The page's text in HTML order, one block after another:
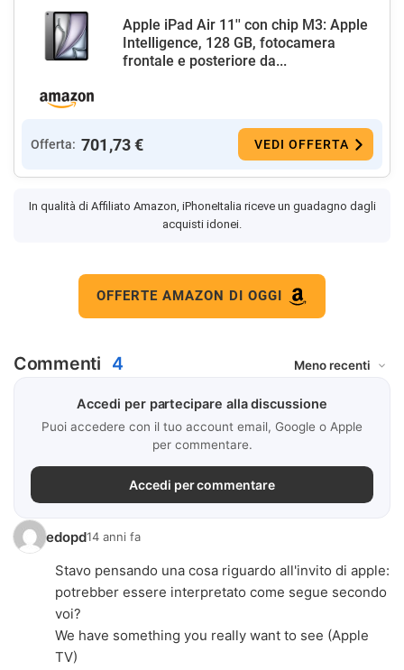
Apple iPad Air 11'' con chip M3: Apple
Intelligence, 128 GB, fotocamera
frontale e posteriore da...
Offerta: 701,73 € VEDI OFFERTA
In qualità di Affiliato Amazon, iPhoneItalia riceve un guadagno dagli
acquisti idonei.
OFFERTE AMAZON DI OGGI
Commenti 4
Accedi per partecipare alla discussione
Puoi accedere con il tuo account email, Google o Apple
per commentare.
Accedi per commentare
edopd14 anni fa
Stavo pensando una cosa riguardo all'invito di apple:
potrebber essere interpretato come segue secondo
voi?
We have something you really want to see (Apple
TV)